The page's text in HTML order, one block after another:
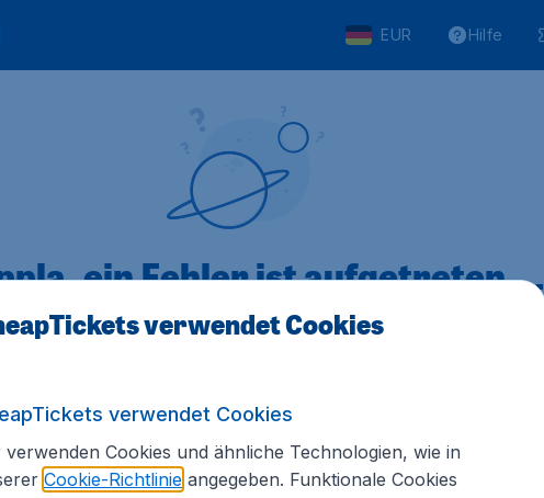
EUR Hilfe
ein Fehler ist aufgetreten ...
Internationale Webseiten
verwendet Cookies
verwendet Cookies
verwenden Cookies und ähnliche Technologien, wie in
Cookie-Richtlinieangegeben. Funktionale Cookies